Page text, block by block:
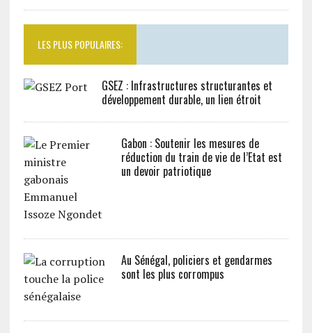
LES PLUS POPULAIRES:
GSEZ : Infrastructures structurantes et
développement durable, un lien étroit
Gabon : Soutenir les mesures de
réduction du train de vie de l’Etat est
un devoir patriotique
Au Sénégal, policiers et gendarmes
sont les plus corrompus